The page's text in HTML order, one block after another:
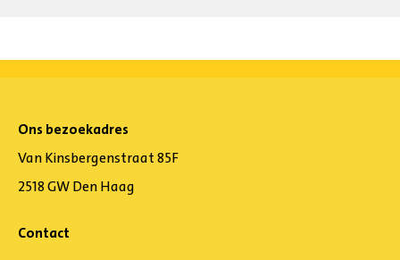
Ons bezoekadres
Van Kinsbergenstraat 85F
2518 GW Den Haag
Contact